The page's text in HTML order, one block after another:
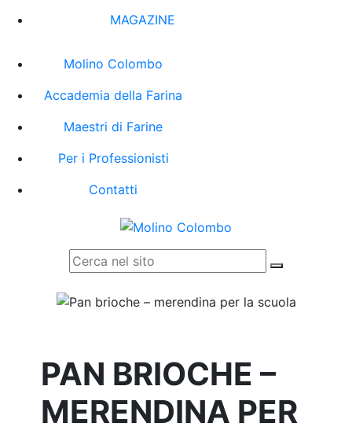
MAGAZINE
Molino Colombo
Accademia della Farina
Maestri di Farine
Per i Professionisti
Contatti
PAN BRIOCHE –
MERENDINA PER